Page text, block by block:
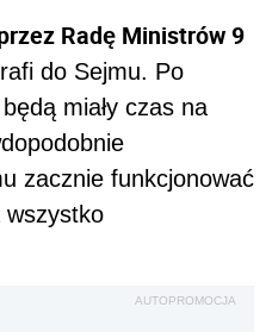
Radę Ministrów 9
do Sejmu. Po
miały czas na
zacznie funkcjonować
AUTOPROMOCJA